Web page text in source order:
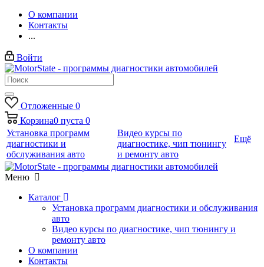
О компании
Контакты
...
Войти
Отложенные 0
Корзина0 пуста 0
Установка программ
диагностики и
обслуживания авто
Видео курсы по
диагностике, чип тюнингу
и ремонту авто
Ещё
Меню
Каталог
Установка программ диагностики и обслуживания
авто
Видео курсы по диагностике, чип тюнингу и
ремонту авто
О компании
Контакты